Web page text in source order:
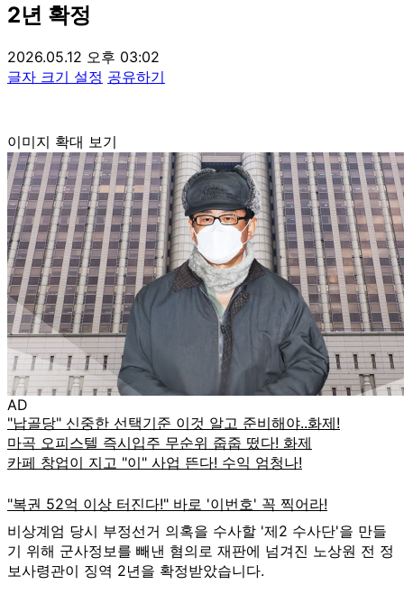
2년 확정
2026.05.12 오후 03:02
글자 크기 설정 공유하기
이미지 확대 보기
AD
비상계엄 당시 부정선거 의혹을 수사할 '제2 수사단'을 만들
기 위해 군사정보를 빼낸 혐의로 재판에 넘겨진 노상원 전 정
보사령관이 징역 2년을 확정받았습니다.